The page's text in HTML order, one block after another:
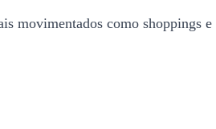
como shoppings